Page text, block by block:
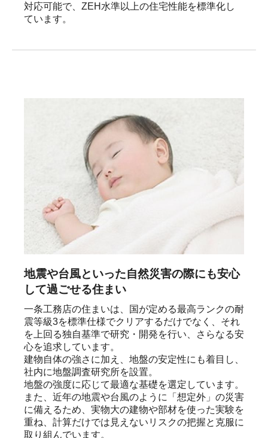
対応可能で、ZEH水準以上の住宅性能を標準化し
ています。
地震や台風といった自然災害の際にも安心
して過ごせる住まい
一条工務店の住まいは、国が定める最高ランクの耐
震等級3を標準仕様でクリアするだけでなく、それ
を上回る独自基準で研究・開発を行い、さらなる安
心を追求しています。
建物自体の強さに加え、地盤の安定性にも着目し、
社内に地盤調査研究所を設置。
地盤の強度に応じて最適な基礎を選定しています。
また、近年の地震や台風のように「想定外」の災害
に備えるため、実物大の建物や部材を使った実験を
重ね、計算だけでは見えないリスクの把握と克服に
取り組んでいます。